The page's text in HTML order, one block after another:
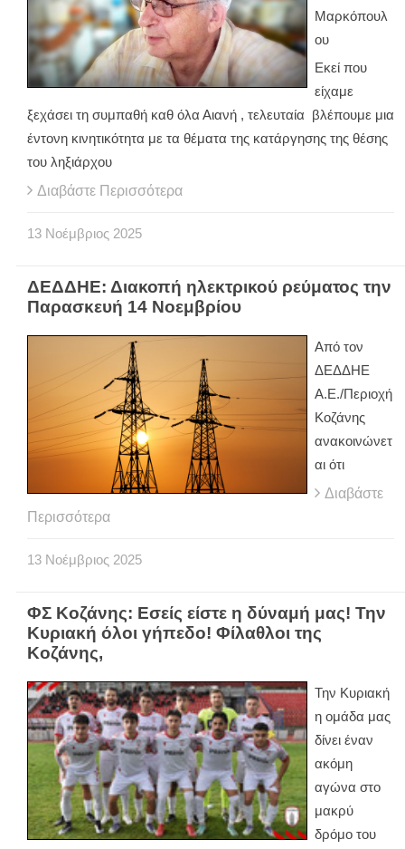
Μαρκόπουλ
ου
Εκεί που
είχαμε
ξεχάσει τη συμπαθή καθ όλα Αιανή , τελευταία βλέπουμε μια
έντονη κινητικότητα με τα θέματα της κατάργησης της θέσης
του ληξιάρχου
Διαβάστε Περισσότερα
13 Νοέμβριος 2025
ΔΕΔΔΗΕ: Διακοπή ηλεκτρικού ρεύματος την
Παρασκευή 14 Νοεμβρίου
Από τον
ΔΕΔΔΗΕ
Α.Ε./Περιοχή
Κοζάνης
ανακοινώνετ
αι ότι
Διαβάστε
Περισσότερα
13 Νοέμβριος 2025
ΦΣ Κοζάνης: Εσείς είστε η δύναμή μας! Την
Κυριακή όλοι γήπεδο! Φίλαθλοι της
Κοζάνης,
Την Κυριακή
η ομάδα μας
δίνει έναν
ακόμη
αγώνα στο
μακρύ
δρόμο του